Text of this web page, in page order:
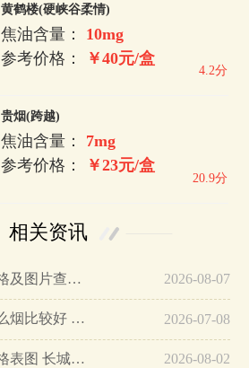
黄鹤楼(硬峡谷柔情)
焦油含量： 10mg
参考价格：
￥40元/盒
4.2分
贵烟(跨越)
焦油含量： 7mg
参考价格：
￥23元/盒
20.9分
相关资讯
长城万里长城香烟价格及图片查询… 2026-08-07
第一次见老丈人买什么烟比较好 第一次见家长送什么烟合适… 2026-07-08
长城香烟万里长城价格表图 长城香烟万里长城多少钱一包… 2026-08-02